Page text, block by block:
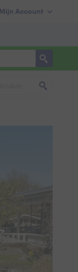
Mijn Account